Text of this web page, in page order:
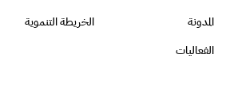
المدونة
الخريطة التنموية
الفعاليات